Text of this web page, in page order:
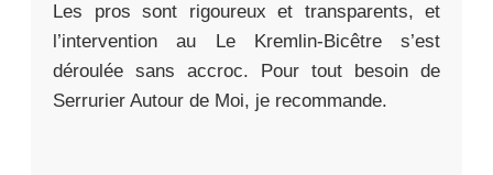
Les pros sont rigoureux et transparents, et
l’intervention au Le Kremlin-Bicêtre s’est
déroulée sans accroc. Pour tout besoin de
Serrurier Autour de Moi, je recommande.